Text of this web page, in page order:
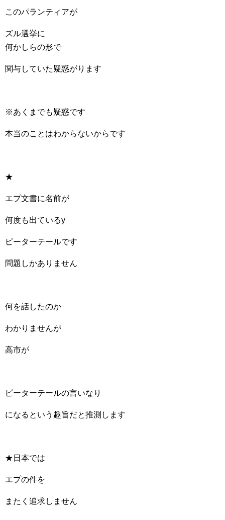
このパランティアが
ズル選挙に
何かしらの形で
関与していた疑惑がります
※あくまでも疑惑です
本当のことはわからないからです
★
エプ文書に名前が
何度も出ているy
ピーターテールです
問題しかありません
何を話したのか
わかりませんが
高市が
ピーターテールの言いなり
になるという趣旨だと推測します
★日本では
エプの件を
またく追求しません